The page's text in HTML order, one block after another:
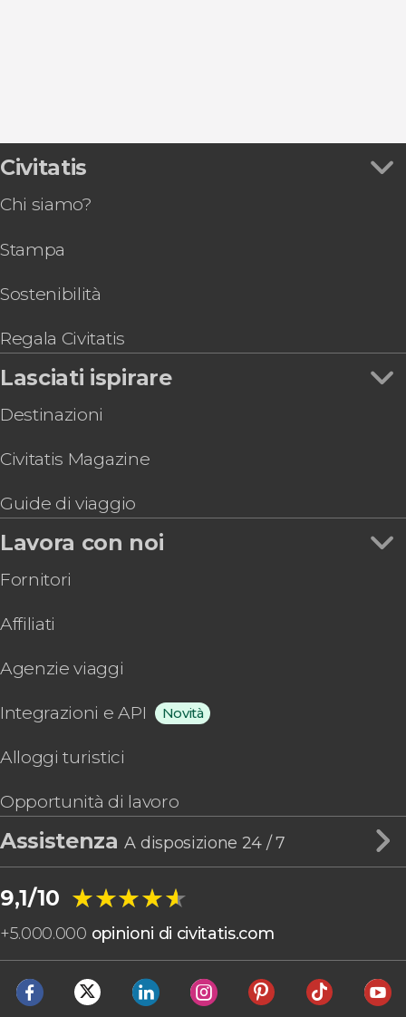
Civitatis
Chi siamo?
Stampa
Sostenibilità
Regala Civitatis
Lasciati ispirare
Destinazioni
Civitatis Magazine
Guide di viaggio
Lavora con noi
Fornitori
Affiliati
Agenzie viaggi
Integrazioni e API Novità
Alloggi turistici
Opportunità di lavoro
AssistenzaA disposizione 24 / 7
9,1/10 ★★★★★
★★★★★
+5.000.000 opinioni di civitatis.com